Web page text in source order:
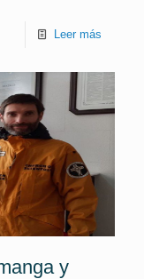
Leer más
y